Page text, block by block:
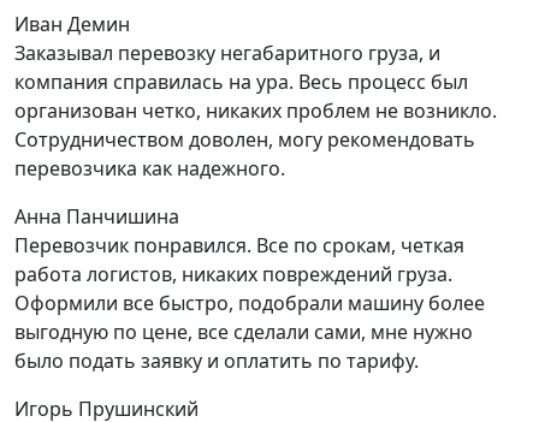
Иван Демин
Заказывал перевозку негабаритного груза, и
компания справилась на ура. Весь процесс был
организован четко, никаких проблем не возникло.
Сотрудничеством доволен, могу рекомендовать
перевозчика как надежного.
Анна Панчишина
Перевозчик понравился. Все по срокам, четкая
работа логистов, никаких повреждений груза.
Оформили все быстро, подобрали машину более
выгодную по цене, все сделали сами, мне нужно
было подать заявку и оплатить по тарифу.
Игорь Прушинский